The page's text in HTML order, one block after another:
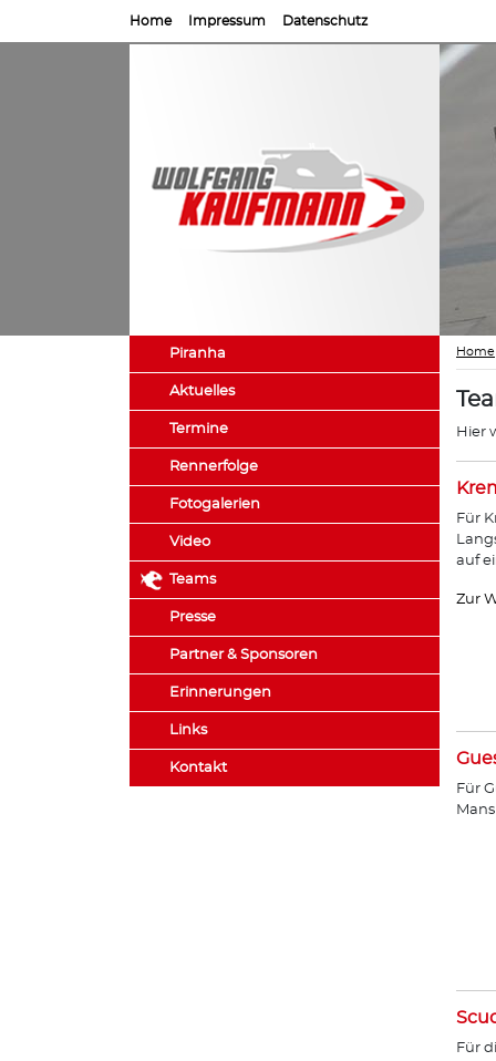
Home Impressum Datenschutz
Piranha
Aktuelles
Termine
Rennerfolge
Fotogalerien
Video
Teams
Presse
Partner & Sponsoren
Erinnerungen
Links
Kontakt
Home
Hier
Für
auf
Zur
Für
Für